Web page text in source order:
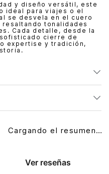
y diseño versátil, este
ideal para viajes o el
se desvela en el cuero
tonalidades
Cada detalle, desde la
cierre de
expertise y tradición,
Ver reseñas
Cargando el resumen…